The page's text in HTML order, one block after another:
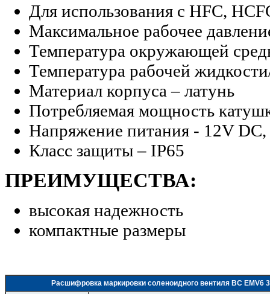
Для использования с HFC,
Максимальное рабочее
Температура окружающей
Температура рабочей
Материал корпуса – латунь
Потребляемая мощность
Напряжение питания - 12V
Класс защиты – IP65
ПРЕИМУЩЕСТВА:
высокая надежность
компактные размеры
Расшифровка маркировки соленоидного вентиля BC EMV6